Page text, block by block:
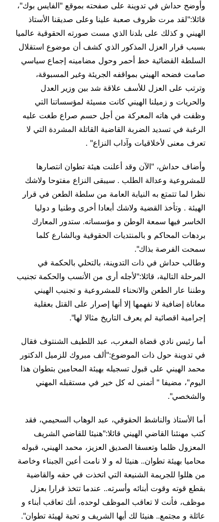
وأوضح حداش في تدوينة على صفحته بموقع "الفايس بوك"،
قائلا:"لقد مرت ظروف صعبة علينا وعلى صديقنا الأستاذ
الهيني و كذلك على بلدنا الذي مست صورته الحقوقية عالميا
بسبب قرار العزل المذكور الذي كشف أن موضوع استقلال
السلطة القضائية خط أحمر وحول مضامينه إجماع سياسي
صامت فضحه الهيني بمواقفه الجريئة وغير المسبوقة،
وترتب على العزل للأسف علاقة شد بين وزير العدل
والحريات و زميلنا الهيني كانت مسيئة لمؤسساتنا التي
وظفت في هاته المعركة من أجل حسم صراع طغت عليه
الرغبة في تسديد الضربة القاضية القاتلة المشردة التي لا
تعرف معنى لأخلاقيات وآداب النزاع" .
وأضاف حداش، "الآن وقد أعلنت هيئة تطوان انتصارها
للمشروعية وعدالة الطلب . سيبقى النزاع مفتوحا ولاشك
نظرا لما تتمتع به النيابة العامة من سلطة الطعن في قرار
الهيئة . وتأخذ القضية ولاشك أبعادا أخرى وطنيا و دوليا
الخاسر فيها سمعة الوطن و مؤسساته. ستدور المعارك
بردهات المحاكم و بالمنتديات الحقوقية وبالشارع كلما
سمحت الفرصة بذاك".
وطالب حداش في ذات التدوينة، بالتحلي بالحكمة في
المرحلة التالية، قائلا:"لأجله أرى من الأنسب والحكمة تجنيب
وطننا عار الطعن والانحناء للمشروعية و تجنيب الهيني
معاناة إضافية لا نفهمها إلا أنها إصرار على القتل بعقلية
إجرامية اقصائية لم يعرف التاريخ مثالا لها".
أما رئيس نادي قضاة المغرب، عبد اللطيف الشنتوف فقال
في تدوينة حول ذات الموضوع:"ألف مبروك للزميل الدكتور
محمد الهيني على قبول تسجيله بهيئة المحامين بتطوان هذا
اليوم"، مضيفا " أتمنى له كل خير في مستقبله المهني
والشخصي".
أما الأستاذ والناشط الحقوقي، عبد الوهاب السحيمي، فقد
كتب مهنئنا القاضي الهيني قائلا:"هنيئا للقاضي الشريف
المعزول ظلما وتعسفا الصديق العزيز، محمد الهيني، قبوله
محاميا بهيئة تطوان.. هنيئا له و لا نامت أعين الجبناء وخاصة
من هللوا للجريمة الشنيعة التي اتخذت في حقه والقاضية
بقطع قوته وقوت أبنائه وأسرته.. عندما تتخذ قرارا بعزل
موظف، فأنت لا تعاقب الموظف لوحده، أنك تعاقب أبناء و
عائلة و مجتمع.. هنيئا لك أيها الشريف و تحية لهيئة تطوان".